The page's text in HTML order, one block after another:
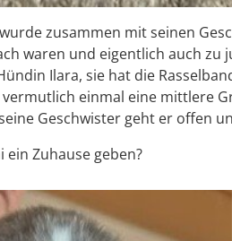
zusammen mit seinen
waren und eigentlich auch
Ilara, sie hat die
einmal eine mittlere
Geschwister geht er offen
ein Zuhause geben?